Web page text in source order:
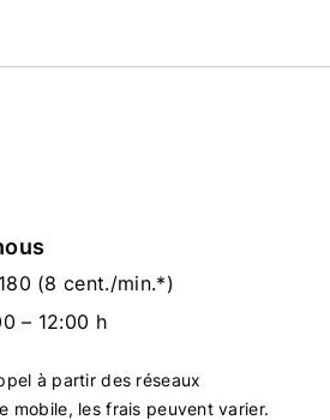
(8 cent./min.*)
– 12:00 h
à partir des réseaux
mobile, les frais peuvent varier.